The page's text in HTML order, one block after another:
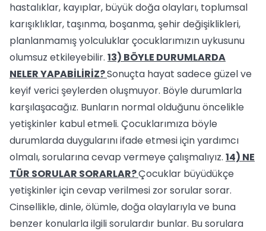
hastalıklar, kayıplar, büyük doğa olayları, toplumsal
karışıklıklar, taşınma, boşanma, şehir değişiklikleri,
planlanmamış yolculuklar çocuklarımızın uykusunu
olumsuz etkileyebilir. 13) BÖYLE DURUMLARDA
NELER YAPABİLİRİZ?Sonuçta hayat sadece güzel ve
keyif verici şeylerden oluşmuyor. Böyle durumlarla
karşılaşacağız. Bunların normal olduğunu öncelikle
yetişkinler kabul etmeli. Çocuklarımıza böyle
durumlarda duygularını ifade etmesi için yardımcı
olmalı, sorularına cevap vermeye çalışmalıyız. 14) NE
TÜR SORULAR SORARLAR?Çocuklar büyüdükçe
yetişkinler için cevap verilmesi zor sorular sorar.
Cinsellikle, dinle, ölümle, doğa olaylarıyla ve buna
benzer konularla ilgili sorulardır bunlar. Bu sorulara